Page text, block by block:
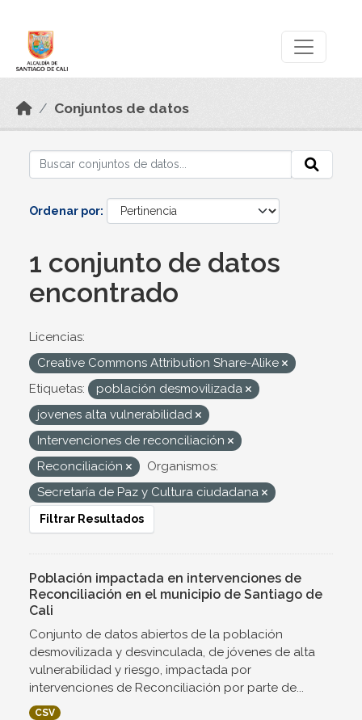
Conjuntos de datos
Ordenar por
1 conjunto de datos
encontrado
Licencias:
Creative Commons Attribution Share-Alike
Etiquetas:
población desmovilizada
jovenes alta vulnerabilidad
Intervenciones de reconciliación
Reconciliación
Organismos:
Secretaría de Paz y Cultura ciudadana
Filtrar Resultados
Población impactada en intervenciones de
Reconciliación en el municipio de Santiago de
Cali
Conjunto de datos abiertos de la población
desmovilizada y desvinculada, de jóvenes de alta
vulnerabilidad y riesgo, impactada por
intervenciones de Reconciliación por parte de...
CSV